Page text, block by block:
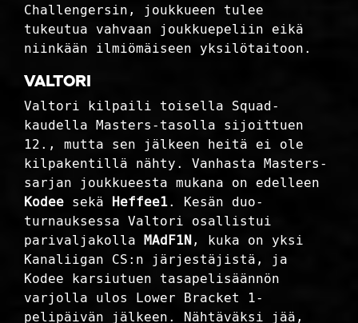
Challengersin, joukkueen tulee
tukeutua vahvaan joukkuepeliin eikä
niinkään ilmiömäiseen yksilötaitoon.
Valtori
Valtori kilpaili toisella Squad-
kaudella Masters-tasolla sijoittuen
12., mutta sen jälkeen heitä ei ole
kilpakentillä nähty. Vanhasta Masters-
sarjan joukkueesta mukana on edelleen
Kodee sekä Heffee1. Kesän duo-
turnauksessa Valtori osallistui
parivaljakolla MAdF1N , kuka on yksi
Kanaliigan CS:n järjestäjistä, ja
Kodee karsiutuen tasapelisäännön
varjolla ulos Lower Bracket 1-
pelipäivän jälkeen. Nähtäväksi jää,